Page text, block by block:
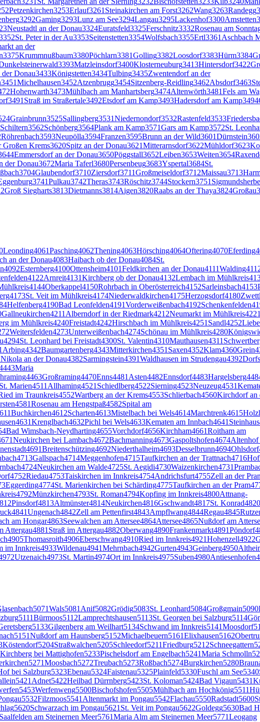
Petzenkirchen3253Erlauf3261 Steinakirchen am Forst3262Wang3263Randegg
3292Gaming3293Lunz am See3294Langau3295Lackenhof3300Amstetten
Neustadtl an der Donau3324Euratsfeld3325Ferschnitz3332Rosenau am
St. Peter in der Au3353Seitenstetten3354Wolfsbach3355Ertl3361 Aschbach
an der
3375Krummnußbaum3380Pöchlarn3381Golling3382Loosdorf3383Hürm3384
3393Matzleinsdorf3400Klosterneuburg3413Hintersdorf3422
Donau3433Königstetten3434Tulbing3435Zwentendorf an der
3451Michelhausen3452Atzenbrugg3454Sitzenberg-Reidling3462Absdorf3463
Hohenwarth3473Mühlbach am Manhartsberg3474Altenwörth3481Fels am
3491 Straß im Straßertale3492Etsdorf am Kamp3493Hadersdorf am Kamp3494
Grainbrunn3525Sallingberg3531Niedernondorf3532Rastenfeld3533
Schiltern3562Schönberg3564Plank am Kamp3571Gars am Kamp3572St.
Röhrenbach3593Neupölla3594Franzen3595Brunn an der Wild3601Dürnstein
Großen Krems3620Spitz an der Donau3621Mitterarnsdorf3622Mühldorf3623
Emmersdorf an der Donau3650Pöggstall3652Leiben3653Weiten3654
der Donau3672Maria Taferl3680Persenbeug3683Yspertal3684St.
3704Glaubendorf3710Ziersdorf3711Großmeiseldorf3712Maissau3713
3741Pulkau3742Theras3743Röschitz3744Stockern3751
Groß Siegharts3813Dietmanns3814Aigen3820Raabs an der Thaya3824Großau
Leonding4061Pasching4062Thening4063Hörsching4064Oftering4070Eferding
an der Donau4083Haibach ob der Donau4084St.
4092Esternberg4100Ottensheim4101Feldkirchen an der Donau4111Walding
4122Arnreit4131Kirchberg ob der Donau4132Lembach im Mühlkreis
4144Oberkappel4150Rohrbach in Oberösterreich4152Sarleinsbach4153
4173St. Veit im Mühlkreis4174Niederwaldkirchen4175Herzogsdorf4180
Helfenberg4190Bad Leonfelden4191Vorderweißenbach4192Schenkenfelden
Gallneukirchen4211 Alberndorf in der Riedmark4212Neumarkt im Mühlkreis4221
im Mühlkreis4240Freistadt4242Hirschbach im Mühlkreis4251 Sandl4252
Weitersfelden4273Unterweißenbach4274Schönau im Mühlkreis4280
4294St. Leonhard bei Freistadt4300St. Valentin4310Mauthausen4311
Arbing4342Baumgartenberg4343Mitterkirchen4351 Saxen4352Klam4360Grein
an der Donau4382Sarmingstein4391Waldhausen im Strudengau4392
Maria
4463Großraming4470Enns4481 Asten4482Ennsdorf4483Hargelsberg
St. Marien4511 Allhaming4521 Schiedlberg4522Sierning4523Neuzeug4531
im Traunkreis4552Wartberg an der Krems4553Schlierbach4560Kirchdorf an
4581Rosenau am Hengstpaß4582Spital am
Buchkirchen4612Scharten4613Mistelbach bei Wels4614Marchtrenk4615
4631Krenglbach4632Pichl bei Wels4633Kematen am Innbach4641 Steinhaus
Bad Wimsbach-Neydharting4655Vorchdorf4656Kirchham4661Roitham am
Neukirchen bei Lambach4672Bachmanning4673Gaspoltshofen4674Altenhof
4691Breitenschützing4692Niederthalheim4693Desselbrunn4694Ohlsdorf
4713Gallspach4714Meggenhofen4715Taufkirchen an der Trattnach4716
4724Neukirchen am Walde4725St. Aegidi4730Waizenkirchen4731
4752Riedau4753Taiskirchen im Innkreis4754Andrichsfurt4755Zell an der
Eggerding4774St. Marienkirchen bei Schärding4775Taufkirchen an der Pram
4792Münzkirchen4793St. Roman4794Kopfing im Innkreis4800Attnang-
Pinsdorf4813Altmünster4814Neukirchen4816Gschwandt4817St. Konrad4820
4841Ungenach4842Zell am Pettenfirst4843Ampflwang4844Regau4845
am Hongar4863Seewalchen am Attersee4864Attersee4865Nußdorf am
Attergau4881 Straß im Attergau4882Oberwang4890Frankenmarkt4891Pöndorf
4905Thomasroith4906Eberschwang4910Ried im Innkreis4921Hohenzell4922
im Innkreis4933Wildenau4941Mehrnbach4942Gurten4943Geinberg4950
Utzenaich4973St. Martin4974Ort im Innkreis4975Suben4980Antiesenhofen
5071Wals5081 Anif5082Grödig5083St. Leonhard5084Großgmain5090
5111Bürmoos5112Lamprechtshausen5113St. Georgen bei Salzburg5114
5133Gilgenberg am Weilhart5134Schwand im Innkreis5141Moosdorf
5151Nußdorf am Haunsberg5152Michaelbeuern5161Elixhausen5162
Köstendorf5204Straßwalchen5205Schleedorf5211Friedburg5212Schneegattern
Kirchberg bei Mattighofen5233Pischelsdorf am Engelbach5241Maria Schmolln
5271Moosbach5272Treubach5273Roßbach5274Burgkirchen5280
bei Salzburg5323Ebenau5324Faistenau5325Plainfeld5330Fuschl am See5340
5421 Adnet5422Heilbad Dürrnberg5423St. Koloman5424Bad Vigaun5431
5453Werfenweng5500Bischofshofen5505Mühlbach am Hochkönig5511
5532Filzmoos5541 Altenmarkt im Pongau5542Flachau5550Radstadt5600
5620Schwarzach im Pongau5621 St. Veit im Pongau5622Goldegg5630Bad
Saalfelden am Steinernen Meer5761Maria Alm am Steinernen Meer5771Leogang